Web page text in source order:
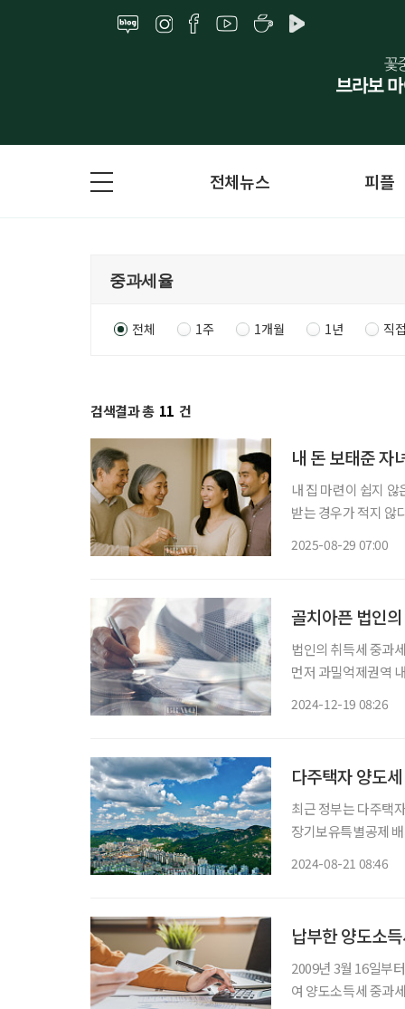
전체뉴스 피플
전체 1주 1개월 1년 직
검색결과 총 11 건
내 돈 보태준 자
내 집 마련이 쉽지
받는 경우가 적지 않
2025-08-29 07:00
골치아픈 법인
법인의 취득세 중과
먼저 과밀억제권역
2024-12-19 08:26
다주택자 양도
최근 정부는 다주택
장기보유특별공제
2024-08-21 08:46
납부한 양도소
2009년 3월 16일부
여 양도소득세 중과